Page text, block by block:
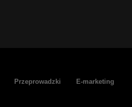
Przeprowadzki E-marketing